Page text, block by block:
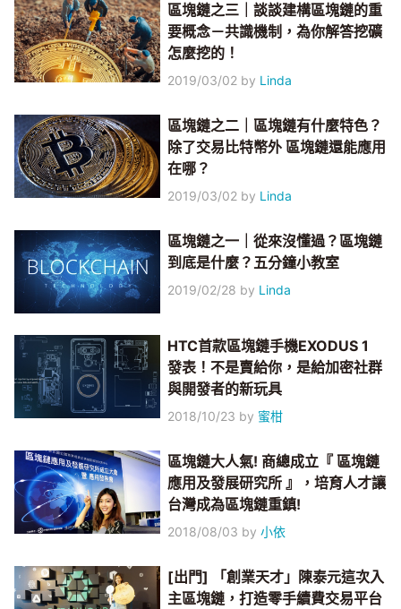
區塊鏈之三｜談談建構區塊鏈的重
要概念－共識機制，為你解答挖礦
怎麼挖的！
2019/03/02 by Linda
區塊鏈之二｜區塊鏈有什麼特色？
除了交易比特幣外 區塊鏈還能應用
在哪？
2019/03/02 by Linda
區塊鏈之一｜從來沒懂過？區塊鏈
到底是什麼？五分鐘小教室
2019/02/28 by Linda
HTC首款區塊鏈手機EXODUS 1
發表！不是賣給你，是給加密社群
與開發者的新玩具
2018/10/23 by 蜜柑
區塊鏈大人氣! 商總成立『 區塊鏈
應用及發展研究所 』，培育人才讓
台灣成為區塊鏈重鎮!
2018/08/03 by小依
[出門] 「創業天才」陳泰元這次入
主區塊鏈，打造零手續費交易平台